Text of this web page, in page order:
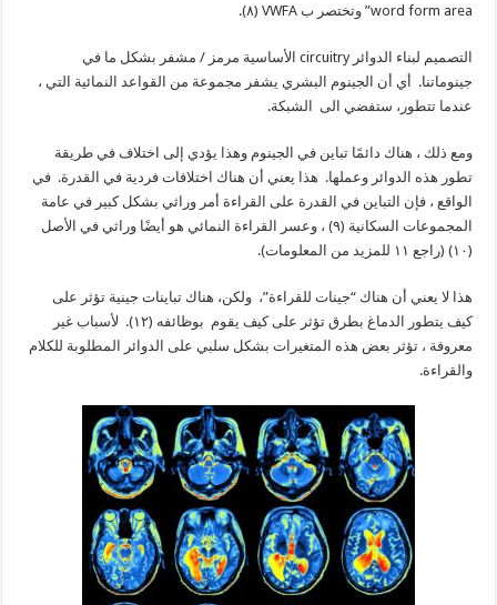
word form area” وتختصر ب VWFA (٨).
التصميم لبناء الدوائر circuitry الأساسية مرمز / مشفر بشكل ما في
جينوماتنا. أي أن الجينوم البشري يشفر مجموعة من القواعد النمائية التي ،
عندما تتطور، ستفضي الى الشبكة.
ومع ذلك ، هناك دائمًا تباين في الجينوم وهذا يؤدي إلى اختلاف في طريقة
تطور هذه الدوائر وعملها. هذا يعني أن هناك اختلافات فردية في القدرة. في
الواقع ، فإن التباين في القدرة على القراءة أمر وراثي بشكل كبير في عامة
المجموعات السكانية (٩) ، وعسر القراءة النمائي هو أيضًا وراثي في ​​الأصل
(١٠) (راجع ١١ للمزيد من المعلومات).
هذا لا يعني أن هناك “جينات للقراءة”، ولكن، هناك تباينات جينية تؤثر على
كيف يتطور الدماغ بطرق تؤثر على كيف يقوم بوظائفه (١٢). لأسباب غير
معروفة ، تؤثر بعض هذه المتغيرات بشكل سلبي على الدوائر المطلوبة للكلام
والقراءة.